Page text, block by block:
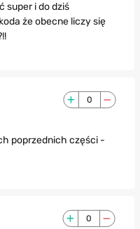
super i do dziś
że obecne liczy się
0
poprzednich części -
0